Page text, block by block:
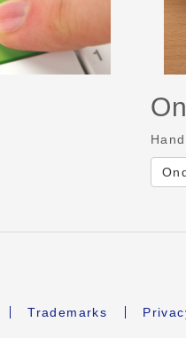
Trademarks